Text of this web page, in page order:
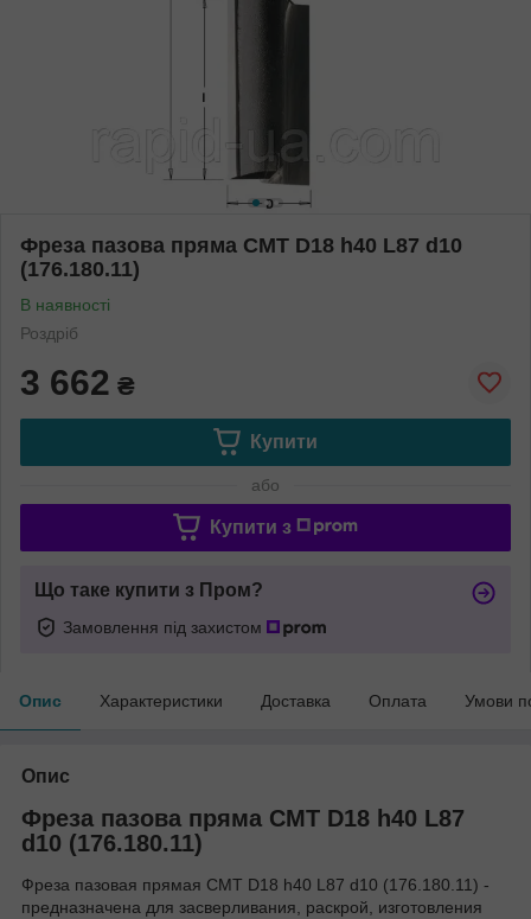
Фреза пазова пряма CMT D18 h40 L87 d10
(176.180.11)
В наявності
Роздріб
3 662 ₴
Купити
або
Купити з
Що таке купити з Пром?
Замовлення під захистом
Опис Характеристики Доставка Оплата Умови
Опис
Фреза пазова пряма CMT D18 h40 L87
d10 (176.180.11)
Фреза пазовая прямая CMT D18 h40 L87 d10 (176.180.11) -
предназначена для засверливания, раскрой, изготовления